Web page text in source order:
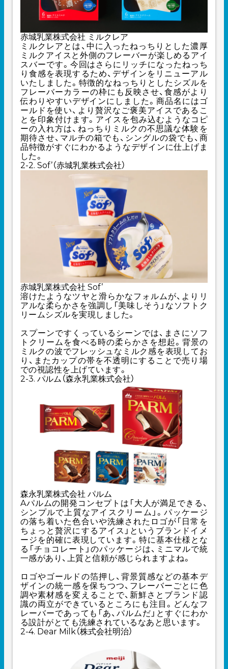
赤城乳業株式会社 ミルクレア
ミルクレアとは、中に入ったねっちりとした濃厚
ミルクアイスと外側のフレーバーが楽しめるアイ
スバーです。今回はさらにリッチになったねっち
り食感を表現するため、デザインをリニューアル
いたしました。特徴的なねっちりとしたシズルを
フレーバーカラーの枠にも反映させ、食感がより
伝わりやすいデザインにしました。商品名にはゴ
ールドを使い、より贅沢なご褒美アイスであるこ
とを印象付けます。アイスを包み込むようなコピ
ーの入れ方は、ねっちりミルクの不思議な体験を
期待させ、マルチの箱でも、シングルの袋でも、商
品特徴がすぐにわかるようなデザインに仕上げま
した。
2-2. Sof’（赤城乳業株式会社）
赤城乳業株式会社 Sof’
溶けたようなツヤと滑らかなフォルムが、よりリ
アルな柔らかさを強調し「美味しそう」なソフトク
リームシズルを実現しました。
スプーンですくっているシーンでは、まさにソフ
トクリームを食べる時の柔らかさを想起。背景の
ミルクの波でフレッシュなミルク感を表現してお
り、またカップの帯を不透明にすることで売り場
での視認性を上げています。
2-3. パルム（森永乳業株式会社）
森永乳業株式会社 パルム
Aパルムの開発コンセプトは「大人が満足できる、
シンプルで上質なアイスクリーム」。パッケージ
の落ち着いた色合いや洗練されたロゴが「日常を
ちょっと贅沢にするアイス」というブランドイメ
ージを的確に表現しています。特に基本仕様とな
る「チョコレート」のパッケージは、ミニマルで統
一感があり、上質と信頼が感じられますよね。
ロゴやゴールドの箔押し、背景質感などの基本デ
ザインの統一感を保ちつつ、フレーバーごとに色
調や素材感を変えることで、新鮮さとブランド認
識の両立ができているところにも注目。どんなフ
レーバーであっても「あ、パルムだ」とすぐにわか
る設計がとても洗練されているなあと思います。
2-4. Dear Milk（株式会社明治）